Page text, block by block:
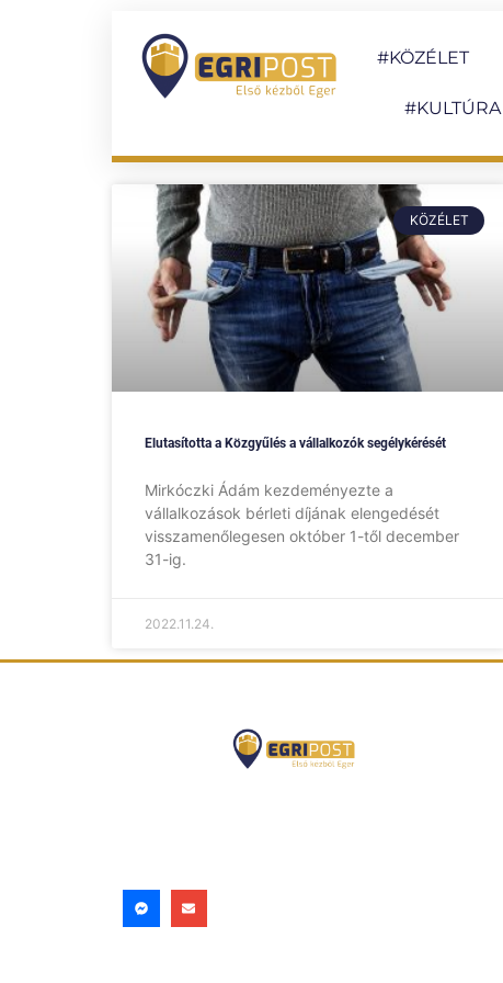
#KÖZÉLET
#KULTÚRA
KÖZÉLET
Elutasította a Közgyűlés a vállalkozók segélykérését
Mirkóczki Ádám kezdeményezte a
vállalkozások bérleti díjának elengedését
visszamenőlegesen október 1-től december
31-ig.
2022.11.24.